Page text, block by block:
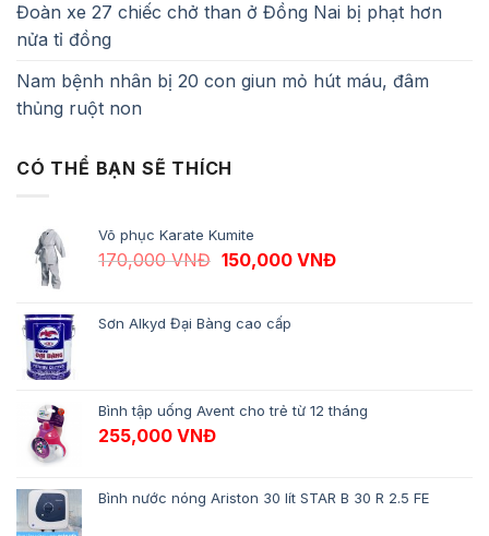
Đoàn xe 27 chiếc chở than ở Đồng Nai bị phạt hơn
nửa tỉ đồng
Nam bệnh nhân bị 20 con giun mỏ hút máu, đâm
thủng ruột non
CÓ THỂ BẠN SẼ THÍCH
Võ phục Karate Kumite
170,000VNĐ Giá gốc là: 170,000 VNĐ.
150,000 VNĐGiá hiện tại là:
Sơn Alkyd Đại Bàng cao cấp
Bình tập uống Avent cho trẻ từ 12 tháng
255,000 VNĐ
Bình nước nóng Ariston 30 lít STAR B 30 R 2.5 FE